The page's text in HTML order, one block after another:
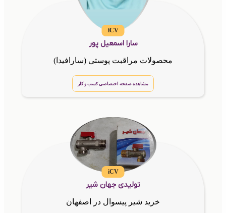
iCV
سارا اسمعیل پور
محصولات مراقبت پوستی (سارافیدا)
مشاهده صفحه اختصاصی کسب و کار
iCV
تولیدی جهان شیر
خرید شیر پیسوال در اصفهان